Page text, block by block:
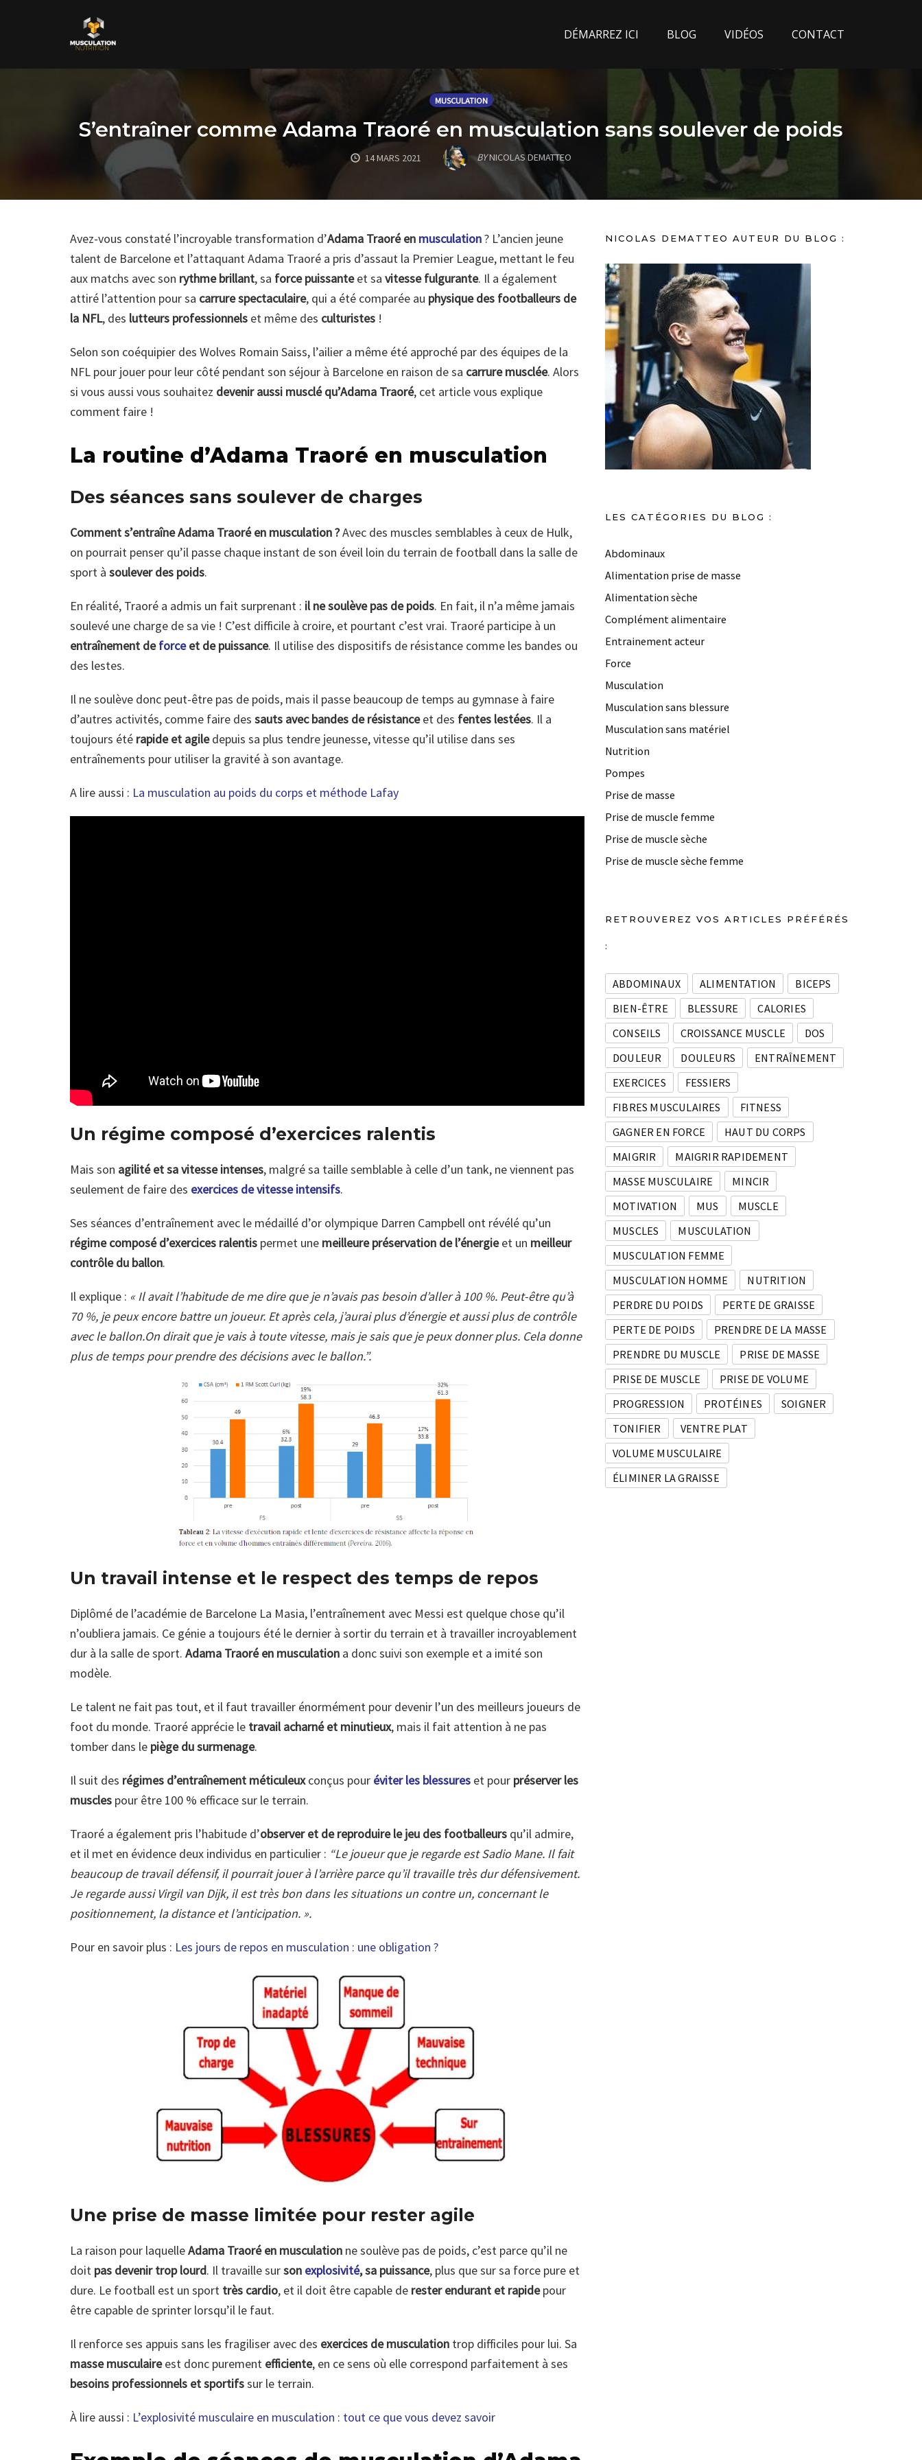
DÉMARREZ ICI BLOG VIDÉOS CONTACT
MUSCULATION
S’entraîner comme Adama Traoré en musculation sans soulever de poids
14 MARS 2021 BYNICOLAS DEMATTEO
Avez-vous constaté l’incroyable transformation d’Adama Traoré en musculation? L’ancien jeune
talent de Barcelone et l’attaquant Adama Traoré a pris d’assaut la Premier League, mettant le feu
aux matchs avec son rythme brillant, sa force puissanteet sa vitesse fulgurante. Il a également
attiré l’attention pour sa carrure spectaculaire, qui a été comparée au physique des footballeurs de
la NFL, des lutteurs professionnels et même des culturistes !
Selon son coéquipier des Wolves Romain Saiss, l’ailier a même été approché par des équipes de la
NFL pour jouer pour leur côté pendant son séjour à Barcelone en raison de sa carrure musclée. Alors
si vous aussi vous souhaitez devenir aussi musclé qu’Adama Traoré, cet article vous explique
comment faire !
La routine d’Adama Traoré en musculation
Des séances sans soulever de charges
Comment s’entraîne Adama Traoré en musculation ?Avec des muscles semblables à ceux de Hulk,
on pourrait penser qu’il passe chaque instant de son éveil loin du terrain de football dans la salle de
sport à soulever des poids.
En réalité, Traoré a admis un fait surprenant : il ne soulève pas de poids. En fait, il n’a même jamais
soulevé une charge de sa vie ! C’est difficile à croire, et pourtant c’est vrai. Traoré participe à un
entraînement deforce et de puissance. Il utilise des dispositifs de résistance comme les bandes ou
des lestes.
Il ne soulève donc peut-être pas de poids, mais il passe beaucoup de temps au gymnase à faire
d’autres activités, comme faire des sauts avec bandes de résistanceet des fentes lestées. Il a
toujours été rapide et agiledepuis sa plus tendre jeunesse, vitesse qu’il utilise dans ses
entraînements pour utiliser la gravité à son avantage.
A lire aussi : La musculation au poids du corps et méthode Lafay
Un régime composé d’exercices ralentis
Mais son agilité et sa vitesse intenses, malgré sa taille semblable à celle d’un tank, ne viennent pas
seulement de faire des exercices de vitesse intensifs.
Ses séances d’entraînement avec le médaillé d’or olympique Darren Campbell ont révélé qu’un
régime composé d’exercices ralentis permet une meilleure préservation de l’énergieet un meilleur
contrôle du ballon.
Il explique : « Il avait l’habitude de me dire que je n’avais pas besoin d’aller à 100 %. Peut-être qu’à
70 %, je peux encore battre un joueur. Et après cela, j’aurai plus d’énergie et aussi plus de contrôle
avec le ballon.On dirait que je vais à toute vitesse, mais je sais que je peux donner plus. Cela donne
plus de temps pour prendre des décisions avec le ballon.”.
Un travail intense et le respect des temps de repos
Diplômé de l’académie de Barcelone La Masia, l’entraînement avec Messi est quelque chose qu’il
n’oubliera jamais. Ce génie a toujours été le dernier à sortir du terrain et à travailler incroyablement
dur à la salle de sport. Adama Traoré en musculation a donc suivi son exemple et a imité son
modèle.
Le talent ne fait pas tout, et il faut travailler énormément pour devenir l’un des meilleurs joueurs de
foot du monde. Traoré apprécie le travail acharné et minutieux, mais il fait attention à ne pas
tomber dans le piège du surmenage.
Il suit des régimes d’entraînement méticuleuxconçus pour éviter les blessures et pour préserver les
muscles pour être 100 % efficace sur le terrain.
Traoré a également pris l’habitude d’observer et de reproduire le jeu des footballeurs qu’il admire,
et il met en évidence deux individus en particulier : “Le joueur que je regarde est Sadio Mane. Il fait
beaucoup de travail défensif, il pourrait jouer à l’arrière parce qu’il travaille très dur défensivement.
Je regarde aussi Virgil van Dijk, il est très bon dans les situations un contre un, concernant le
positionnement, la distance et l’anticipation. ».
Pour en savoir plus : Les jours de repos en musculation : une obligation ?
Une prise de masse limitée pour rester agile
La raison pour laquelleAdama Traoré en musculation ne soulève pas de poids, c’est parce qu’il ne
doit pas devenir trop lourd. Il travaille surson explosivité, sa puissance, plus que sur sa force pure et
dure. Le football est un sport très cardio, et il doit être capable de rester endurant et rapidepour
être capable de sprinter lorsqu’il le faut.
Il renforce ses appuis sans les fragiliser avec des exercices de musculation trop difficiles pour lui. Sa
masse musculaireest donc purement efficiente, en ce sens où elle correspond parfaitement à ses
besoins professionnels et sportifssur le terrain.
À lire aussi : L’explosivité musculaire en musculation : tout ce que vous devez savoir
NICOLAS DEMATTEO AUTEUR DU BLOG :
LES CATÉGORIES DU BLOG :
Abdominaux
Alimentation prise de masse
Alimentation sèche
Complément alimentaire
Entrainement acteur
Force
Musculation
Musculation sans blessure
Musculation sans matériel
Nutrition
Pompes
Prise de masse
Prise de muscle femme
Prise de muscle sèche
Prise de muscle sèche femme
RETROUVEREZ VOS ARTICLES PRÉFÉRÉS
:
ABDOMINAUX ALIMENTATION
BICEPS
BIEN-ÊTRE
BLESSURE
CALORIES
CONSEILS
CROISSANCE MUSCLE
DOS
DOULEUR
DOULEURS
ENTRAÎNEMENT
EXERCICES
FESSIERS
FIBRES MUSCULAIRES
FITNESS
GAGNER EN FORCE
HAUT DU CORPS
MAIGRIR
MAIGRIR RAPIDEMENT
MASSE MUSCULAIRE
MINCIR
MOTIVATION
MUS
MUSCLE
MUSCLES
MUSCULATION
MUSCULATION FEMME
MUSCULATION HOMME
NUTRITION
PERDRE DU POIDS
PERTE DE GRAISSE
PERTE DE POIDS
PRENDRE DE LA MASSE
PRENDRE DU MUSCLE
PRISE DE MASSE
PRISE DE MUSCLE
PRISE DE VOLUME
PROGRESSION
PROTÉINES
SOIGNER
TONIFIER
VENTRE PLAT
VOLUME MUSCULAIRE
ÉLIMINER LA GRAISSE